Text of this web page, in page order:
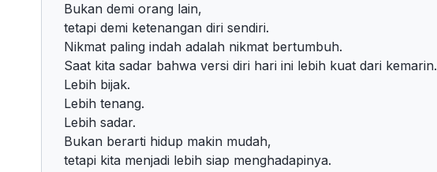
Bukan demi orang lain,
tetapi demi ketenangan diri sendiri.
Nikmat paling indah adalah nikmat bertumbuh.
Saat kita sadar bahwa versi diri hari ini lebih kuat dari kemarin.
Lebih bijak.
Lebih tenang.
Lebih sadar.
Bukan berarti hidup makin mudah,
tetapi kita menjadi lebih siap menghadapinya.